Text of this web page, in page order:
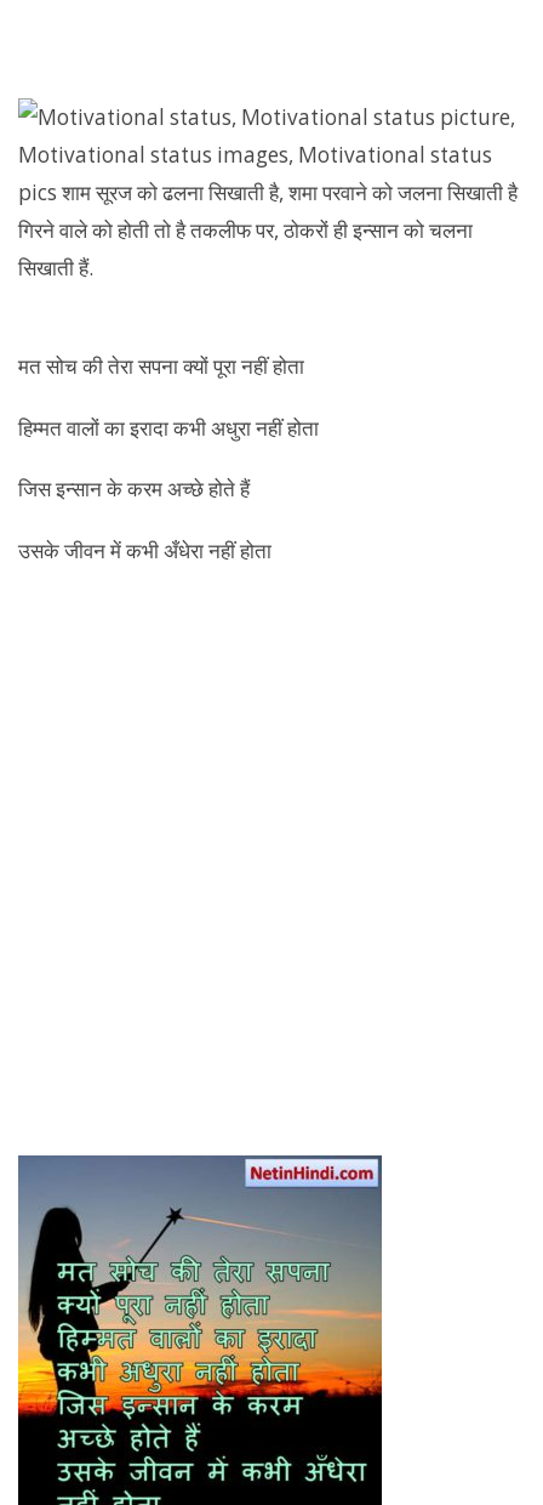
मत सोच की तेरा सपना क्यों पूरा नहीं होता
हिम्मत वालों का इरादा कभी अधुरा नहीं होता
जिस इन्सान के करम अच्छे होते हैं
उसके जीवन में कभी अँधेरा नहीं होता